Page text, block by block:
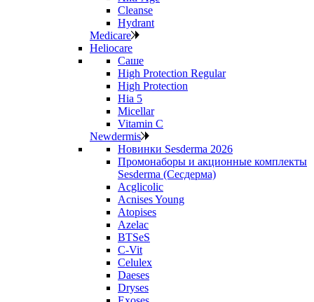
Cleanse
Hydrant
Medicare
Heliocare
Саше
High Protection Regular
High Protection
Hia 5
Micellar
Vitamin C
Newdermis
Новинки Sesderma 2026
Промонаборы и акционные комплекты
Sesderma (Сесдерма)
Acglicolic
Acnises Young
Atopises
Azelac
BTSeS
C‑Vit
Celulex
Daeses
Dryses